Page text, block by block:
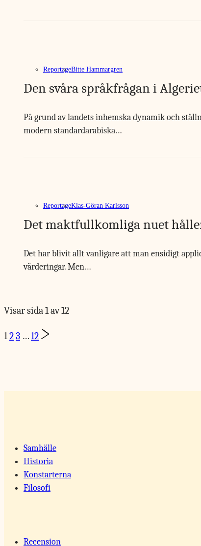
ReportageBitte Hammargren
Den svåra språkfrågan i
På grund av landets inhemska dynamik och
modern standardarabiska…
ReportageKlas-Göran Karlsson
Det maktfullkomliga nuet
Det har blivit allt vanligare att man ensidigt
värderingar. Men…
Visar sida 1 av 12
Page
123 …12 Next
Samhälle
Historia
Konstarterna
Filosofi
Recension